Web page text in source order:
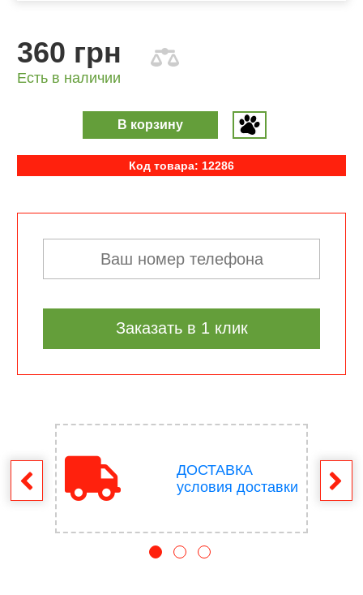
360 грн
Есть в наличии
В корзину
Код товара: 12286
Заказать в 1 клик
ДОСТАВКА
условия доставки